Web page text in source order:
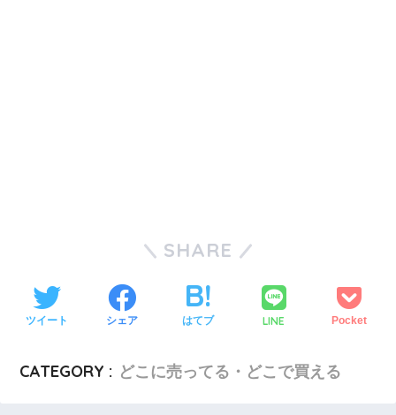
SHARE
ツイート シェア はてブ LINE Pocket
CATEGORY : どこに売ってる・どこで買える